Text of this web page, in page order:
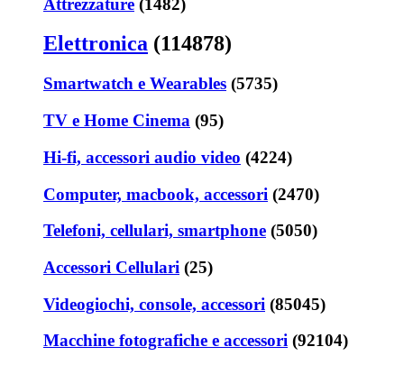
Elettronica (114878)
Smartwatch e Wearables (5735)
TV e Home Cinema (95)
Hi-fi, accessori audio video (4224)
Computer, macbook, accessori (2470)
Telefoni, cellulari, smartphone (5050)
Accessori Cellulari (25)
Videogiochi, console, accessori (85045)
Macchine fotografiche e accessori (92104)